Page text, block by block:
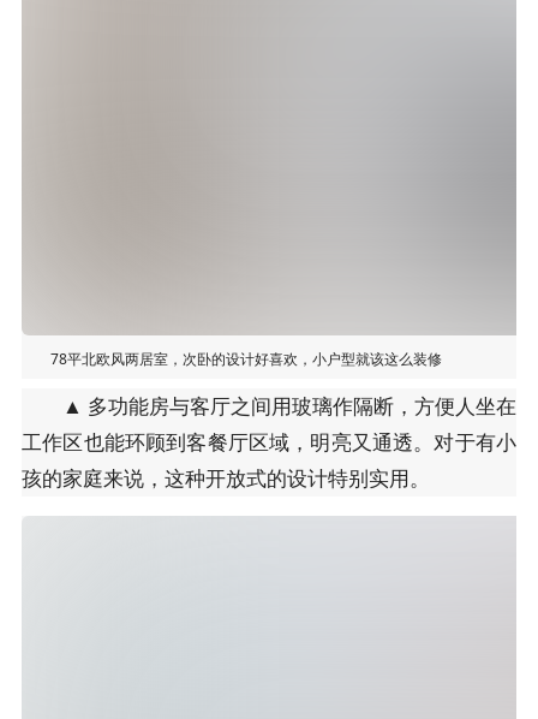
78平北欧风两居室，次卧的设计好喜欢，小户型就该这么装修
▲ 多功能房与客厅之间用玻璃作隔断，方便人坐在
工作区也能环顾到客餐厅区域，明亮又通透。对于有小
孩的家庭来说，这种开放式的设计特别实用。